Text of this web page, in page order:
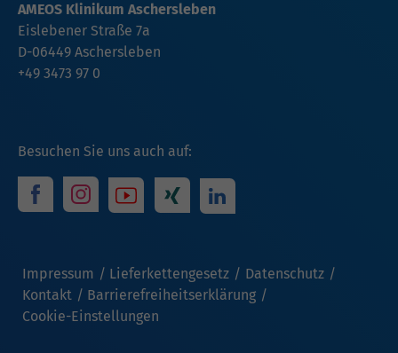
Besuchen Sie uns auch auf:
Impressum Lieferkettengesetz
Datenschutz
Kontakt
Barrierefreiheitserklärung
Cookie-Einstellungen
AMEOS Klinikum Aschersleben
Eislebener Straße 7a
D-06449 Aschersleben
+49 3473 97 0